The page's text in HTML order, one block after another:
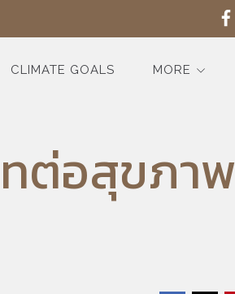
CLIMATE GOALS MORE
ทต่อสุขภาพ